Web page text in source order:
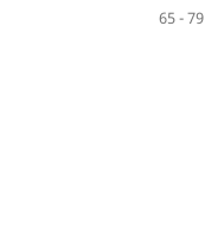
65 - 79